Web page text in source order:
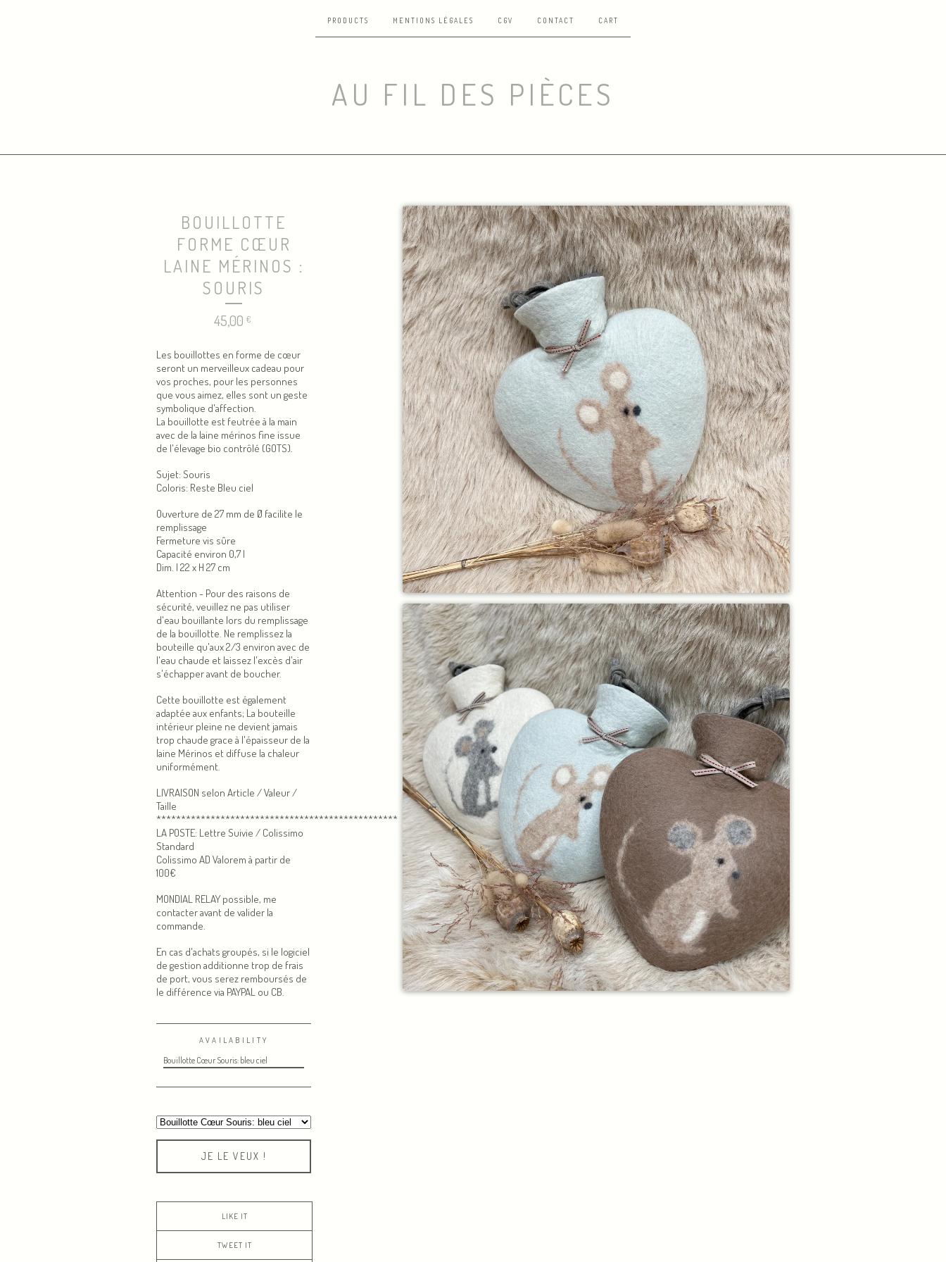
PRODUCTS MENTIONS LÉGALES CGV CONTACT CART
AU FIL DES PIÈCES
BOUILLOTTE
FORME CŒUR
LAINE MÉRINOS :
SOURIS
45,00 €
Les bouillottes en forme de cœur
seront un merveilleux cadeau pour
vos proches, pour les personnes
que vous aimez, elles sont un geste
symbolique d'affection.
La bouillotte est feutrée à la main
avec de la laine mérinos fine issue
de l'élevage bio contrôlé (GOTS).
Sujet: Souris
Coloris: Reste Bleu ciel
Ouverture de 27 mm de Ø facilite le
remplissage
Fermeture vis sûre
Capacité environ 0,7 l
Dim. l 22 x H 27 cm
Attention - Pour des raisons de
sécurité, veuillez ne pas utiliser
d'eau bouillante lors du remplissage
de la bouillotte. Ne remplissez la
bouteille qu'aux 2/3 environ avec de
l'eau chaude et laissez l'excès d'air
s'échapper avant de boucher.
Cette bouillotte est également
adaptée aux enfants; La bouteille
intérieur pleine ne devient jamais
trop chaude grace à l'épaisseur de la
laine Mérinos et diffuse la chaleur
uniformément.
LIVRAISON selon Article / Valeur /
Taille
*************************************************
LA POSTE: Lettre Suivie / Colissimo
Standard
Colissimo AD Valorem à partir de
100€
MONDIAL RELAY possible, me
contacter avant de valider la
commande.
En cas d'achats groupés, si le logiciel
de gestion additionne trop de frais
de port, vous serez remboursés de
le différence via PAYPAL ou CB.
AVAILABILITY
Bouillotte Cœur Souris: bleu ciel
JE LE VEUX !
LIKE IT
TWEET IT